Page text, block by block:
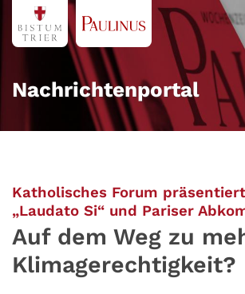
Zum Inhalt springen
Nachrichtenportal
Katholisches Forum
„Laudato Si“ und Pariser
Auf dem Weg zu
Klimagerechtigkeit?